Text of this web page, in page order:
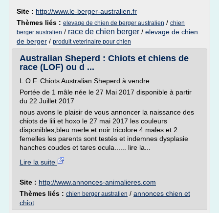
Site : http://www.le-berger-australien.fr
Thèmes liés : elevage de chien de berger australien / chien
berger australien / race de chien berger / elevage de chien
de berger / produit veterinaire pour chien
Australian Sheperd : Chiots et chiens de
race (LOF) ou d ...
L.O.F. Chiots Australian Sheperd à vendre
Portée de 1 mâle née le 27 Mai 2017 disponible à partir
du 22 Juillet 2017
nous avons le plaisir de vous annoncer la naissance des
chiots de lili et hoxo le 27 mai 2017 les couleurs
disponibles;bleu merle et noir tricolore 4 males et 2
femelles les parents sont testés et indemnes dysplasie
hanches coudes et tares ocula...... lire la...
Lire la suite
Site : http://www.annonces-animalieres.com
Thèmes liés : chien berger australien / annonces chien et
chiot